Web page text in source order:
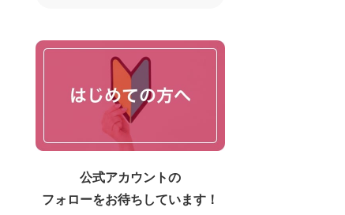
公式アカウントの
フォローをお待ちしています！